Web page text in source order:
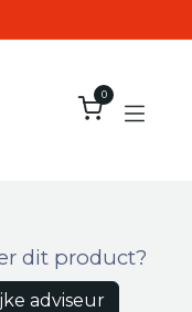
0
dit product?
adviseur